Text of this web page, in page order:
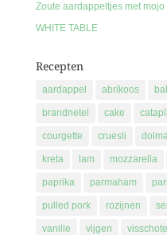
Zoute aardappeltjes met
WHITE TABLE
Recepten
aardappel abrikoos
brandnetel cake
courgette cruesli
kreta lam mozzarella
paprika parmaham
pulled pork rozijnen
vanille vijgen visschotel